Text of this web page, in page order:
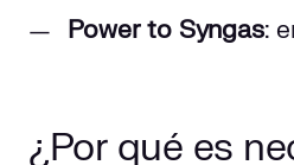
Power to Syngas:
¿Por qué es